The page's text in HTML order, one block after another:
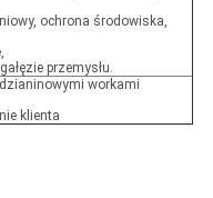
ochrona środowiska,
przemysłu.
workami
klienta